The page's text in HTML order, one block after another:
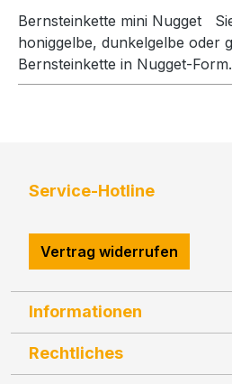
Bernsteinkette mini Nugget
honiggelbe, dunkelgelbe oder
Bernsteinkette in Nugget-
Service-Hotline
Vertrag widerrufen
Informationen
Rechtliches